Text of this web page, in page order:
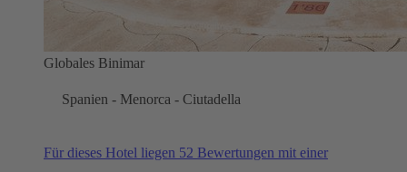
Globales Binimar
Spanien - Menorca - Ciutadella
Für dieses Hotel liegen 52 Bewertungen mit einer